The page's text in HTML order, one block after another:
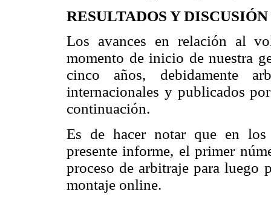
RESULTADOS Y DISCUSIÓN
Los avances en relación al
momento de inicio de nuestra
cinco años, debidamente
internacionales y publicados
continuación.
Es de hacer notar que en los
presente informe, el primer
proceso de arbitraje para luego
montaje online.